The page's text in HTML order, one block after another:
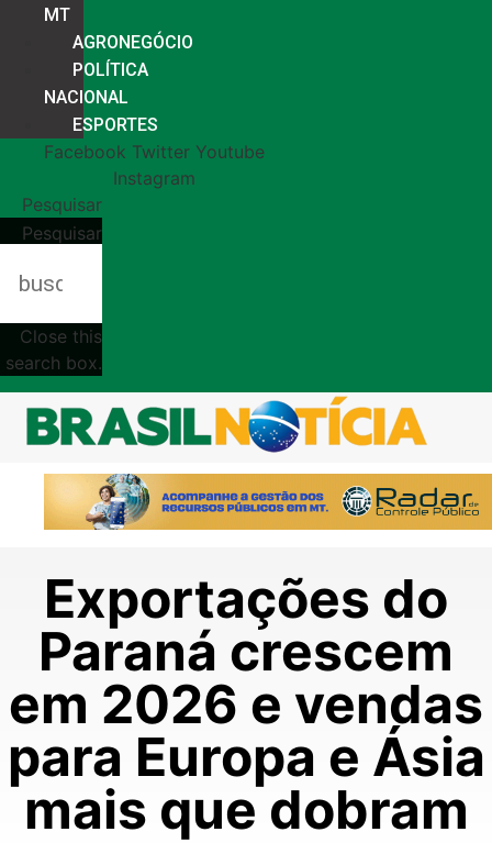
MT
AGRONEGÓCIO
POLÍTICA
NACIONAL
ESPORTES
Facebook Twitter Youtube
Instagram
Pesquisar
Pesquisar
Close this
search box.
Exportações do
Paraná crescem
em 2026 e vendas
para Europa e Ásia
mais que dobram